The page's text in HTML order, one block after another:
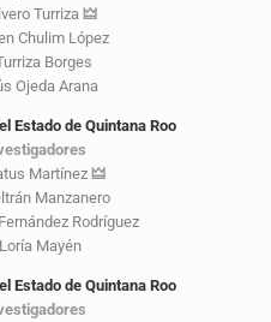
Turriza 🜲
Chulim López
Borges
Ojeda Arana
Estado de Quintana Roo
Martínez 🜲
Manzanero
Rodríguez
Mayén
Estado de Quintana Roo